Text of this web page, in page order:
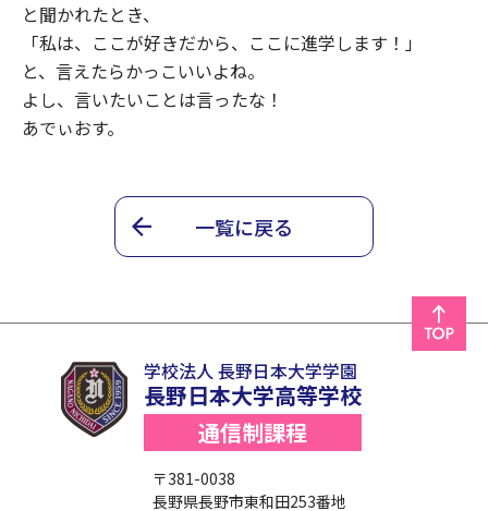
と聞かれたとき、
「私は、ここが好きだから、ここに進学します！」
と、言えたらかっこいいよね。
よし、言いたいことは言ったな！
あでぃおす。
一覧に戻る
学校法人 長野日本大学学園
長野日本大学高等学校
通信制課程
〒381-0038
長野県長野市東和田253番地